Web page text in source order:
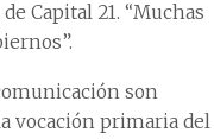
Capital 21. “Muchas
son
vocación primaria del